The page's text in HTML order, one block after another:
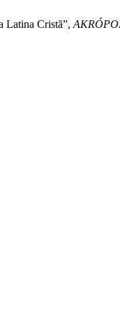
Latina Cristã”,